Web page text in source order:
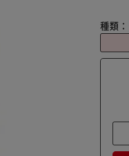
種類：